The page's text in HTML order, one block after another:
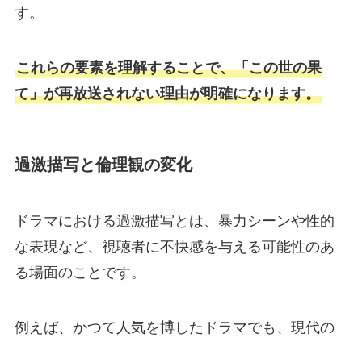
す。
これらの要素を理解することで、「この世の果
て」が再放送されない理由が明確になります。
過激描写と倫理観の変化
ドラマにおける過激描写とは、暴力シーンや性的
な表現など、視聴者に不快感を与える可能性のあ
る場面のことです。
例えば、かつて人気を博したドラマでも、現代の